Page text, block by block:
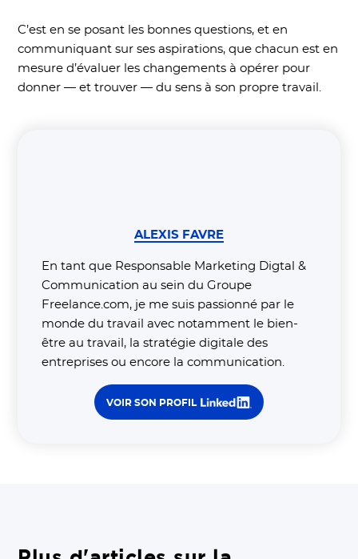
C’est en se posant les bonnes questions, et en
communiquant sur ses aspirations, que chacun est en
mesure d’évaluer les changements à opérer pour
donner — et trouver — du sens à son propre travail.
ALEXIS FAVRE
En tant que Responsable Marketing Digtal &
Communication au sein du Groupe
Freelance.com, je me suis passionné par le
monde du travail avec notamment le bien-
être au travail, la stratégie digitale des
entreprises ou encore la communication.
VOIR SON PROFIL